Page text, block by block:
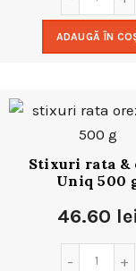
ADAUGĂ ÎN
Stixuri rata &
Uniq 500
46.60 lei